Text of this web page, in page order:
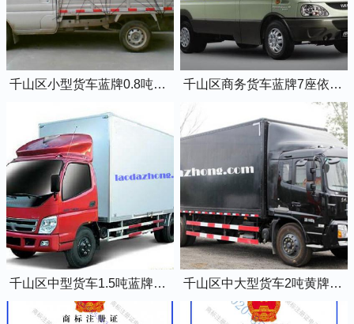
千山区小型货车蓝牌0.8吨小卡车 千山区商务货车蓝牌7座依维柯全顺车
千山区中型货车1.5吨蓝牌4米2厢式货车 千山区中大型货车2吨黄牌5米2厢式货车